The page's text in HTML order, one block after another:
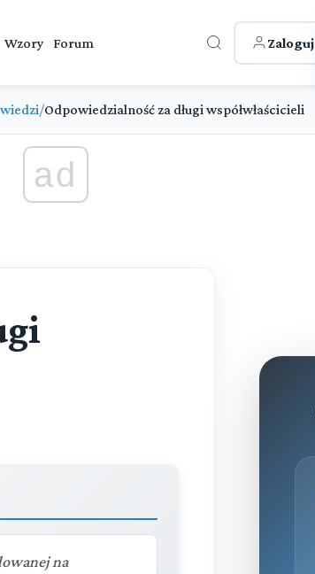
Wzory Forum Zaloguj
/Odpowiedzialność za długi współwłaścicieli
ad
na